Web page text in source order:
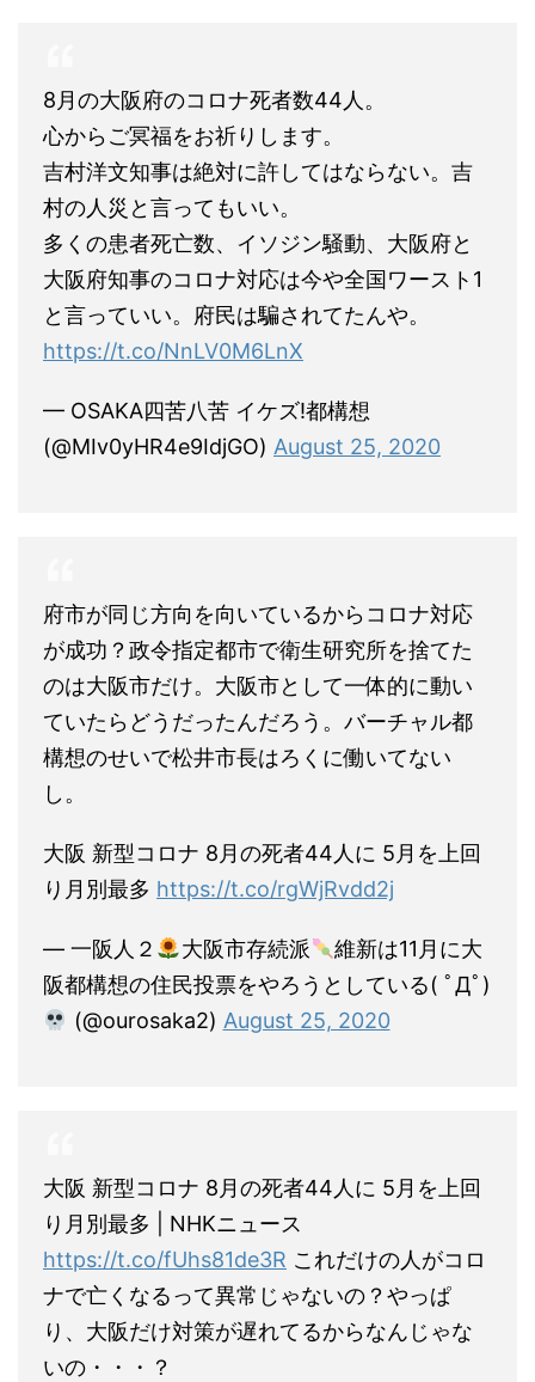
8月の大阪府のコロナ死者数44人。
心からご冥福をお祈りします。
吉村洋文知事は絶対に許してはならない。吉
村の人災と言ってもいい。
多くの患者死亡数、イソジン騒動、大阪府と
大阪府知事のコロナ対応は今や全国ワースト1
と言っていい。府民は騙されてたんや。
https://t.co/NnLV0M6LnX
— OSAKA四苦八苦 イケズ!都構想
(@MIv0yHR4e9IdjGO) August 25, 2020
府市が同じ方向を向いているからコロナ対応
が成功？政令指定都市で衛生研究所を捨てた
のは大阪市だけ。大阪市として一体的に動い
ていたらどうだったんだろう。バーチャル都
構想のせいで松井市長はろくに働いてない
し。
大阪 新型コロナ 8月の死者44人に 5月を上回
り月別最多 https://t.co/rgWjRvdd2j
— 一阪人２ 大阪市存続派
維新は11月に大
阪都構想の住民投票をやろうとしている( ﾟДﾟ)
(@ourosaka2) August 25, 2020
大阪 新型コロナ 8月の死者44人に 5月を上回
り月別最多 | NHKニュース
https://t.co/fUhs81de3R これだけの人がコロ
ナで亡くなるって異常じゃないの？やっぱ
り、大阪だけ対策が遅れてるからなんじゃな
いの・・・？